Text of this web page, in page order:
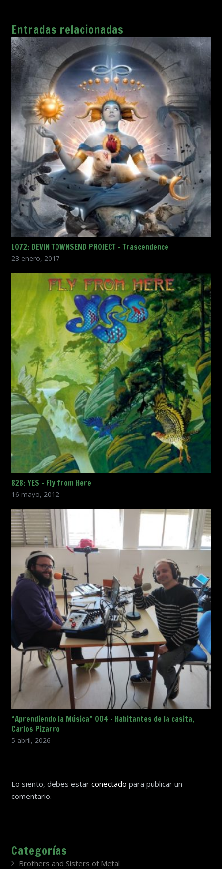
Entradas relacionadas
1072: DEVIN TOWNSEND PROJECT – Trascendence
23 enero, 2017
828: YES – Fly from Here
16 mayo, 2012
“Aprendiendo la Música” 004 – Habitantes de la casita,
Carlos Pizarro
5 abril, 2026
Lo siento, debes estar conectado para publicar un
comentario.
Categorías
Brothers and Sisters of Metal